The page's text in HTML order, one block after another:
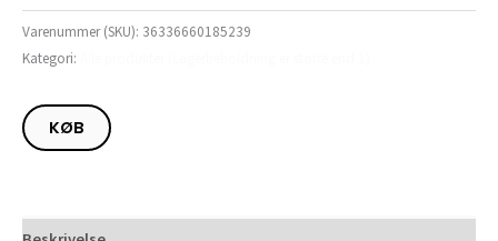
Varenummer (SKU): 36336660185239
Kategori:
KØB